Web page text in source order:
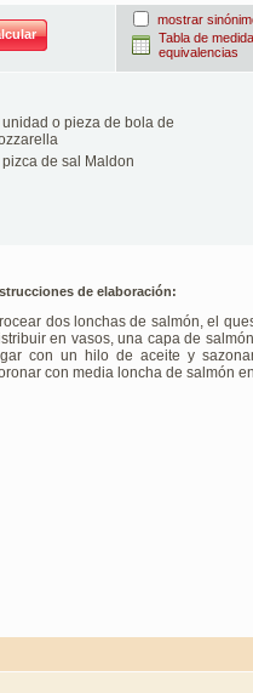
mostrar
Tabla de
equivalencias
unidad o pieza de bola de
pizca de sal Maldon
de elaboración:
dos lonchas de salmón, el
en vasos, una capa de
con un hilo de aceite y
con media loncha de salmón